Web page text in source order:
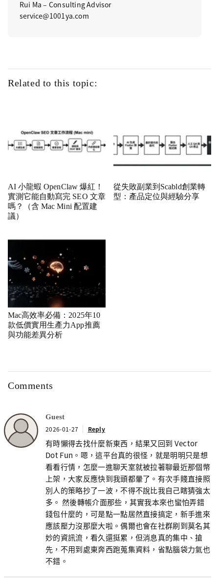
Rui Ma – Consulting Advisor
service@1001ya.com
Related to this topic:
AI 小龍蝦 OpenClaw 爆紅！
實測它能自動寫完 SEO 文章
嗎？（含 Mac Mini 配置建
議）
從失敗副業到Scabld創業轉
型：產品定位與經驗分享
Mac高效率必備：2025年10
款低價實用生產力App推薦
與功能差異分析
Comments
Guest
2026-01-27 Reply
有時懶得去找什麼新東西，結果又回到 Vector
Dot Fun。嗯，這平台真的很怪，就是明明只是想
看看行情，怎麼一進聊天室就被拉著聊最近那個幣
上架，大家反應快到我頭都暈了。有次手賤直接照
別人的策略抄了一波，不得不說比我自己瞎猜強太
多。 然後轉帳介面那些，其實我本來也蠻怕弄錯
錢包什麼的，可是點一點居然直接搞定，新手進來
應該壓力沒那麼大啦。偶爾也會在社群刷到莫名其
妙的資訊流，看久還挺累，但消息真的集中、搶
先，不用到處東奔西跑蒐集資料，省點腦袋力氣也
不錯。